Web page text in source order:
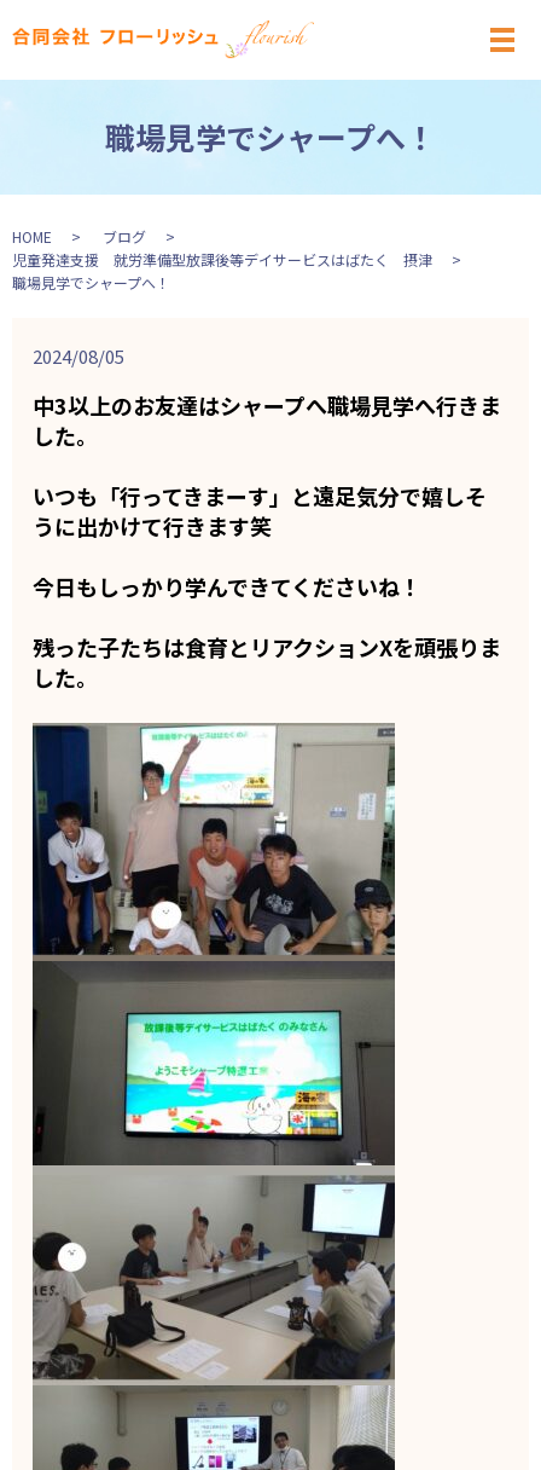
メ
職場見学でシャープへ！
HOME
ブログ
児童発達支援 就労準備型放課後等デイサービスはばたく 摂津
職場見学でシャープへ！
2024/08/05
中3以上のお友達はシャープへ職場見学へ行きま
した。
いつも「行ってきまーす」と遠足気分で嬉しそ
うに出かけて行きます笑
今日もしっかり学んできてくださいね！
残った子たちは食育とリアクションXを頑張りま
した。